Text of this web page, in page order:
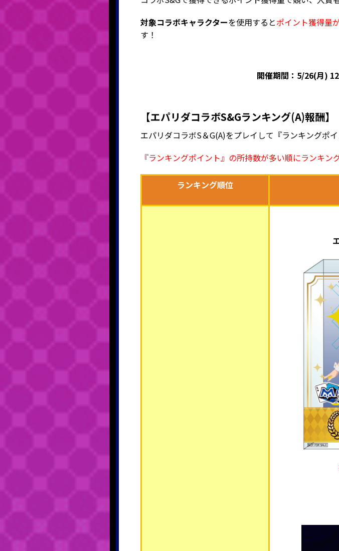
対象コラボキャラクターを使用するとポイント獲得量
す！
開催期間：5/26(月)
【エパリダコラボS&Gランキング(A)報酬】
エパリダコラボS＆G(A)をプレイして『ランキングポ
『ランキングポイント』の所持数が多い順にランキン
ランキング順位